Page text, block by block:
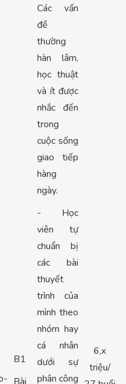
Các vấn
đề
thường
hàn lâm,
học thuật
và ít được
nhắc đến
trong
cuộc sống
giao tiếp
hàng
ngày.
B1
- Học
viên tự
chuẩn bị
các bài
thuyết
trình của
mình theo
nhóm hay
cá nhân
dưới sự
phân công
6,x
triệu/